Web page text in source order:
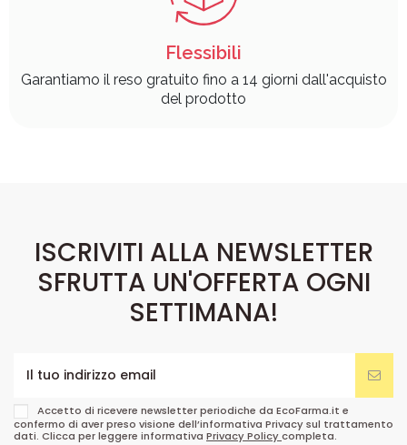
Flessibili
Garantiamo il reso gratuito fino a 14 giorni dall'acquisto
del prodotto
ISCRIVITI ALLA NEWSLETTER
SFRUTTA UN'OFFERTA OGNI
SETTIMANA!
Accetto di ricevere newsletter periodiche da EcoFarma.it e
confermo di aver preso visione dell’informativa Privacy sul trattamento
dati. Clicca per leggere informativa Privacy Policycompleta.